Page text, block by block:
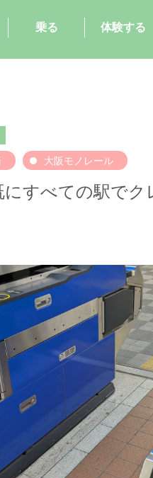
乗る 体験する
大阪モノレール
すべての駅で